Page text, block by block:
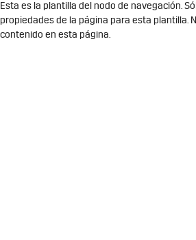
Esta es la plantilla del nodo de navegación.
propiedades de la página para esta plantilla.
contenido en esta página.